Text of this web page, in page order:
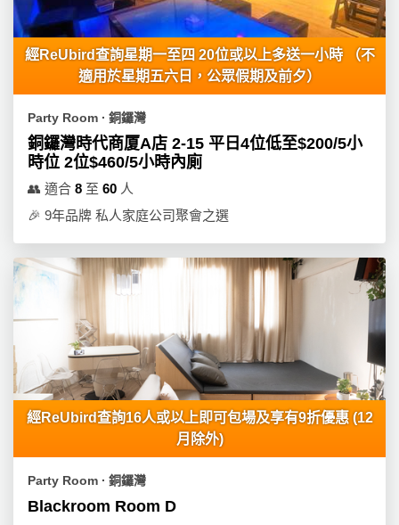
經ReUbird查詢星期一至四 20位或以上多送一小時 （不
適用於星期五六日，公眾假期及前夕）
Party Room ∙ 銅鑼灣
銅鑼灣時代商厦A店 2-15 平日4位低至$200/5小
時位 2位$460/5小時內廁
👥 適合 8 至 60 人
🎉 9年品牌 私人家庭公司聚會之選
經ReUbird查詢16人或以上即可包場及享有9折優惠 (12
月除外)
Party Room ∙ 銅鑼灣
Blackroom Room D